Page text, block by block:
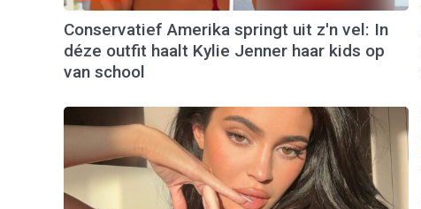
Conservatief Amerika springt uit z'n vel: In
déze outfit haalt Kylie Jenner haar kids op
van school